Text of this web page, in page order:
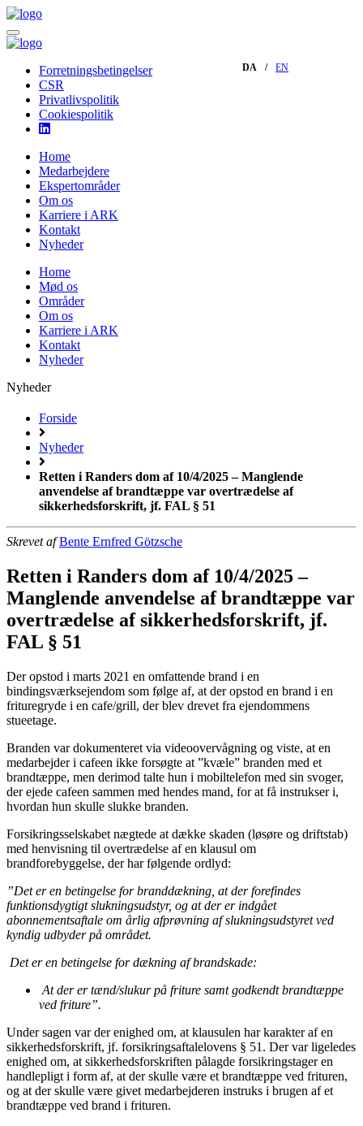
DA EN
Forretningsbetingelser
CSR
Privatlivspolitik
Cookiespolitik
Home
Medarbejdere
Ekspertområder
Om os
Karriere i ARK
Kontakt
Nyheder
Home
Mød os
Områder
Om os
Karriere i ARK
Kontakt
Nyheder
Nyheder
Forside
Nyheder
Retten i Randers dom af 10/4/2025 – Manglende
anvendelse af brandtæppe var overtrædelse af
sikkerhedsforskrift, jf. FAL § 51
Skrevet afBente Ernfred Götzsche
Retten i Randers dom af 10/4/2025 –
Manglende anvendelse af brandtæppe var
overtrædelse af sikkerhedsforskrift, jf.
FAL § 51
Der opstod i marts 2021 en omfattende brand i en
bindingsværksejendom som følge af, at der opstod en brand i en
frituregryde i en cafe/grill, der blev drevet fra ejendommens
stueetage.
Branden var dokumenteret via videoovervågning og viste, at en
medarbejder i cafeen ikke forsøgte at ”kvæle” branden med et
brandtæppe, men derimod talte hun i mobiltelefon med sin svoger,
der ejede cafeen sammen med hendes mand, for at få instrukser i,
hvordan hun skulle slukke branden.
Forsikringsselskabet nægtede at dække skaden (løsøre og driftstab)
med henvisning til overtrædelse af en klausul om
brandforebyggelse, der har følgende ordlyd:
”Det er en betingelse for branddækning, at der forefindes
funktionsdygtigt slukningsudstyr, og at der er indgået
abonnementsaftale om årlig afprøvning af slukningsudstyret ved
kyndig udbyder på området.
Det er en betingelse for dækning af brandskade:
At der er tænd/slukur på friture samt godkendt brandtæppe
ved friture”.
Under sagen var der enighed om, at klausulen har karakter af en
sikkerhedsforskrift, jf. forsikringsaftalelovens § 51. Der var ligeledes
enighed om, at sikkerhedsforskriften pålagde forsikringstager en
handlepligt i form af, at der skulle være et brandtæppe ved frituren,
og at der skulle være givet medarbejderen instruks i brugen af et
brandtæppe ved brand i frituren.